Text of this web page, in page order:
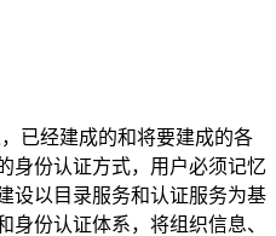
已经建成的和将要建成的各
身份认证方式，用户必须记忆
设以目录服务和认证服务为基
身份认证体系，将组织信息、